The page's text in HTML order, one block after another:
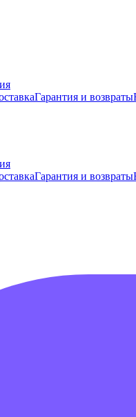
Гарантия и возвраты
Гарантия и возвраты